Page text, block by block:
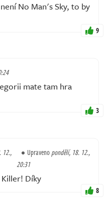
No Man's Sky, to by
9
mate tam hra
3
12.,
Upravenopondělí, 18. 12.,
20:31
Díky
8